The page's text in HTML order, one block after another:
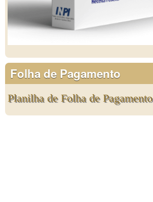
Folha de Pagamento
Planilha de Folha de Pagamento